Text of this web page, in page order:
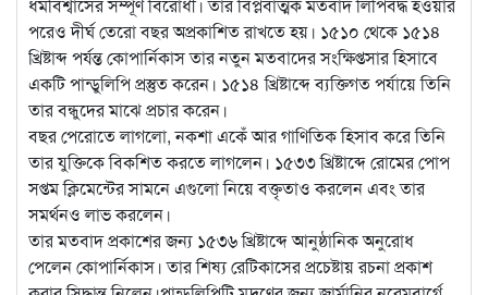
ধর্মবিশ্বাসের সম্পূর্ণ বিরোধী। তার বিপ্লবাত্মক মতবাদ লিপিবদ্ধ হওয়ার
পরেও দীর্ঘ তেরো বছর অপ্রকাশিত রাখতে হয়। ১৫১০ থেকে ১৫১৪
খ্রিষ্টাব্দ পর্যন্ত কোপার্নিকাস তার নতুন মতবাদের সংক্ষিপ্তসার হিসাবে
একটি পান্ডুলিপি প্রস্তুত করেন। ১৫১৪ খ্রিষ্টাব্দে ব্যক্তিগত পর্যায়ে তিনি
তার বন্ধুদের মাঝে প্রচার করেন।
বছর পেরোতে লাগলো, নকশা একেঁ আর গাণিতিক হিসাব করে তিনি
তার যুক্তিকে বিকশিত করতে লাগলেন। ১৫৩৩ খ্রিষ্টাব্দে রোমের পোপ
সপ্তম ক্লিমেন্টের সামনে এগুলো নিয়ে বক্তৃতাও করলেন এবং তার
সমর্থনও লাভ করলেন।
তার মতবাদ প্রকাশের জন্য ১৫৩৬ খ্রিষ্টাব্দে আনুষ্ঠানিক অনুরোধ
পেলেন কোপার্নিকাস। তার শিষ্য রেটিকাসের প্রচেষ্টায় রচনা প্রকাশ